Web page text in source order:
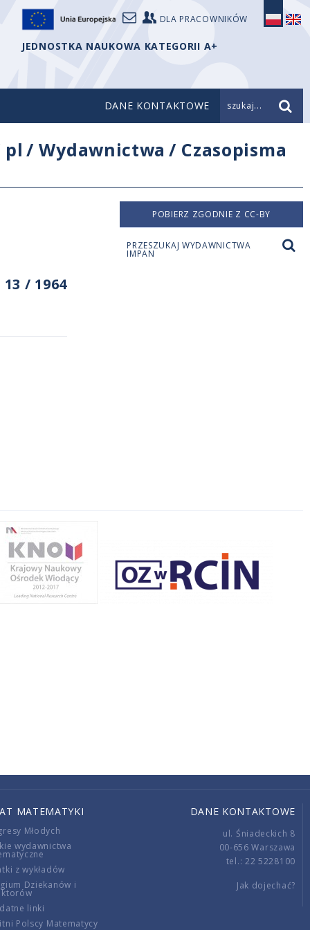
DLA PRACOWNIKÓW
JEDNOSTKA NAUKOWA KATEGORII A+
DANE KONTAKTOWE szukaj...
pl /Wydawnictwa / Czasopisma
/ 1964
POBIERZ ZGODNIE Z CC-BY
PRZESZUKAJ WYDAWNICTWA
IMPAN
MATEMATYKI
Młodych
wydawnictwa
z wykładów
Dziekanów i
linki
Polscy Matematycy
DANE KONTAKTOWE
ul. Śniadeckich 8
00-656 Warszawa
tel.: 22 5228100
Jak dojechać?